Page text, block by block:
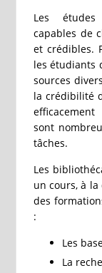
Les études
capables de
et crédibles.
les étudiants
sources
la crédibilité
sont
tâches.
Les
un cours, à la
des
:
Les
La